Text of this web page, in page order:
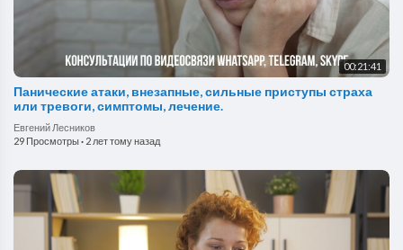
00:21:41
Панические атаки, внезапные, сильные приступы страха
или тревоги, симптомы, лечение.
Евгений Лесников
29 Просмотры· 2 лет тому назад